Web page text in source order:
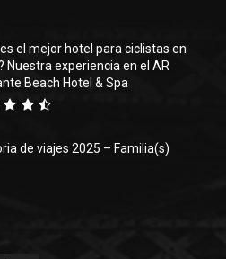
el mejor hotel para ciclistas en
Nuestra experiencia en el AR
Beach Hotel & Spa
de viajes 2025 – Familia(s)